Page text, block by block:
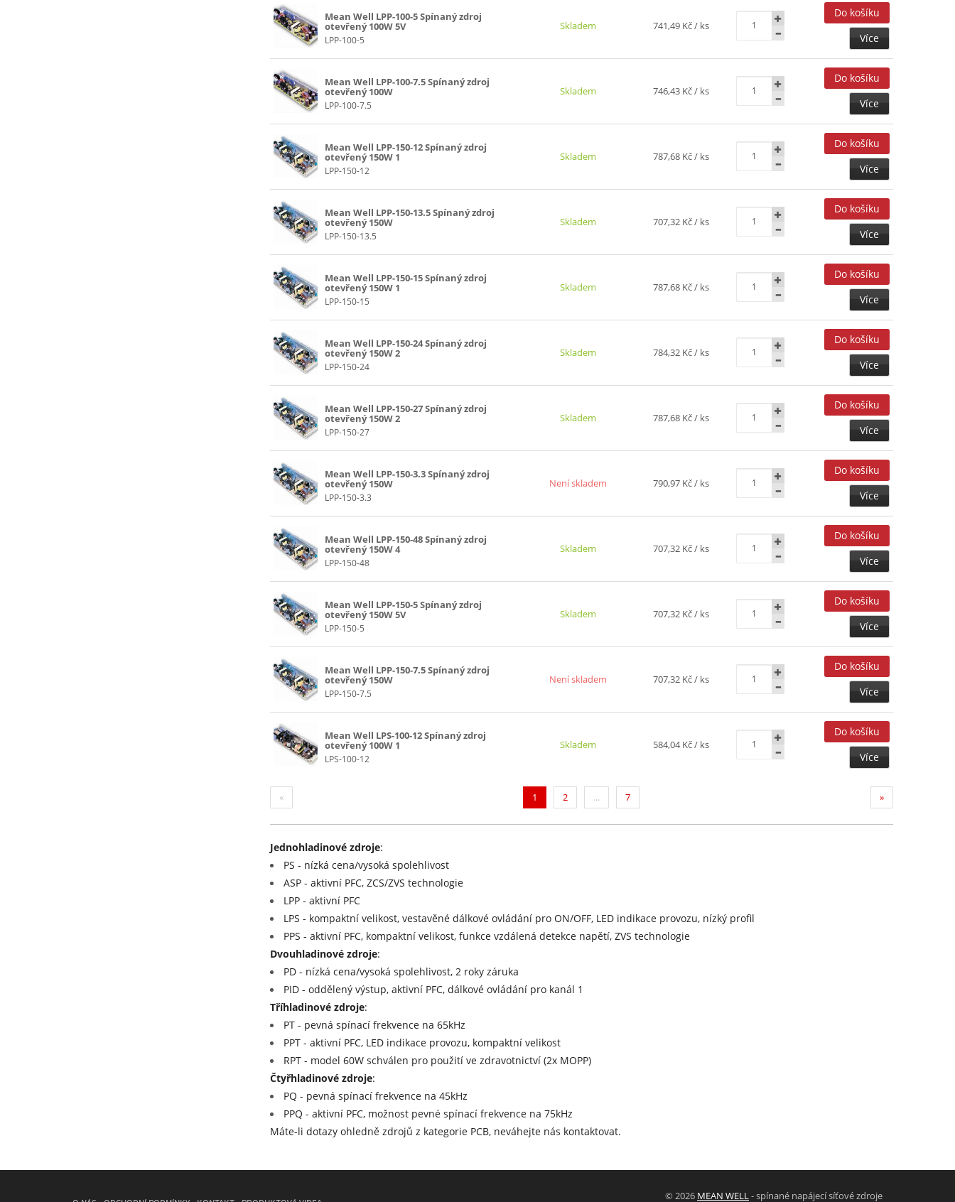
Mean Well LPP-100-5 Spínaný zdroj
otevřený 100W 5V
LPP-100-5
Skladem 741,49 Kč/ ks
Více
Mean Well LPP-100-7.5 Spínaný zdroj
otevřený 100W
LPP-100-7.5
Skladem 746,43 Kč/ ks
Více
Mean Well LPP-150-12 Spínaný zdroj
otevřený 150W 1
LPP-150-12
Skladem 787,68 Kč/ ks
Více
Mean Well LPP-150-13.5 Spínaný zdroj
otevřený 150W
LPP-150-13.5
Skladem 707,32 Kč/ ks
Více
Mean Well LPP-150-15 Spínaný zdroj
otevřený 150W 1
LPP-150-15
Skladem 787,68 Kč/ ks
Více
Mean Well LPP-150-24 Spínaný zdroj
otevřený 150W 2
LPP-150-24
Skladem 784,32 Kč/ ks
Více
Mean Well LPP-150-27 Spínaný zdroj
otevřený 150W 2
LPP-150-27
Skladem 787,68 Kč/ ks
Více
Mean Well LPP-150-3.3 Spínaný zdroj
otevřený 150W
LPP-150-3.3
Není skladem 790,97 Kč/ ks
Více
Mean Well LPP-150-48 Spínaný zdroj
otevřený 150W 4
LPP-150-48
Skladem 707,32 Kč/ ks
Více
Mean Well LPP-150-5 Spínaný zdroj
otevřený 150W 5V
LPP-150-5
Skladem 707,32 Kč/ ks
Více
Mean Well LPP-150-7.5 Spínaný zdroj
otevřený 150W
LPP-150-7.5
Není skladem 707,32 Kč/ ks
Více
Mean Well LPS-100-12 Spínaný zdroj
otevřený 100W 1
LPS-100-12
Skladem 584,04 Kč/ ks
Více
« 1 (current)
2 ... 7 »
Jednohladinové zdroje:
PS - nízká cena/vysoká spolehlivost
ASP - aktivní PFC, ZCS/ZVS technologie
LPP - aktivní PFC
LPS - kompaktní velikost, vestavěné dálkové ovládání pro ON/OFF, LED indikace provozu, nízký profil
PPS - aktivní PFC, kompaktní velikost, funkce vzdálená detekce napětí, ZVS technologie
Dvouhladinové zdroje:
PD - nízká cena/vysoká spolehlivost, 2 roky záruka
PID - oddělený výstup, aktivní PFC, dálkové ovládání pro kanál 1
Tříhladinové zdroje:
PT - pevná spínací frekvence na 65kHz
PPT - aktivní PFC, LED indikace provozu, kompaktní velikost
RPT - model 60W schválen pro použití ve zdravotnictví (2x MOPP)
Čtyřhladinové zdroje:
PQ - pevná spínací frekvence na 45kHz
PPQ - aktivní PFC, možnost pevné spínací frekvence na 75kHz
Máte-li dotazy ohledně zdrojů z kategorie PCB, neváhejte nás kontaktovat.
© 2026 MEAN WELL - spínané napájecí síťové zdroje